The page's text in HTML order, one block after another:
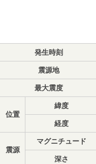
発生時刻
震源地
最大震度
位置
緯度
経度
震源
マグニチュード
深さ